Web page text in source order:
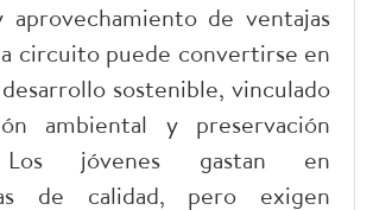
aprovechamiento de ventajas
circuito puede convertirse en
sostenible, vinculado
ambiental y preservación
jóvenes gastan en
de calidad, pero exigen